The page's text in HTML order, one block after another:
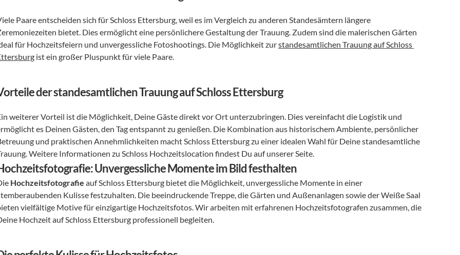
Paare entscheiden sich für Schloss Ettersburg, weil es im Vergleich zu anderen Standesämtern längere
bietet. Dies ermöglicht eine persönlichere Gestaltung der Trauung. Zudem sind die malerischen Gärten
für Hochzeitsfeiern und unvergessliche Fotoshootings. Die Möglichkeit zur standesamtlichen Trauung auf Schloss
ist ein großer Pluspunkt für viele Paare.
der standesamtlichen Trauung auf Schloss Ettersburg
weiterer Vorteil ist die Möglichkeit, Deine Gäste direkt vor Ort unterzubringen. Dies vereinfacht die Logistik und
es Deinen Gästen, den Tag entspannt zu genießen. Die Kombination aus historischem Ambiente, persönlicher
und praktischen Annehmlichkeiten macht Schloss Ettersburg zu einer idealen Wahl für Deine standesamtliche
Weitere Informationen zu Schloss Hochzeitslocation findest Du auf unserer Seite.
Unvergessliche Momente im Bild festhalten
Hochzeitsfotografie auf Schloss Ettersburg bietet die Möglichkeit, unvergessliche Momente in einer
Kulisse festzuhalten. Die beeindruckende Treppe, die Gärten und Außenanlagen sowie der Weiße Saal
vielfältige Motive für einzigartige Hochzeitsfotos. Wir arbeiten mit erfahrenen Hochzeitsfotografen zusammen, die
Hochzeit auf Schloss Ettersburg professionell begleiten.